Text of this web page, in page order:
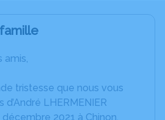
amis,
tristesse que nous vous
LHERMENIER
2021 à Chinon.